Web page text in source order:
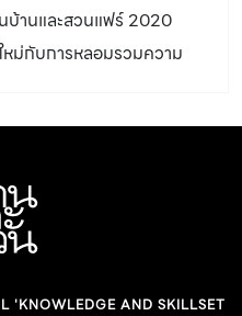
ม้อวบน้ำ ซึ่งสามารถพบเห็น
ย เฟิน มอสส์ […]
านและสวนแฟร์ 2020
ม่กับการหลอมรวมความ
Specialty Coffee
ร้านอาหารใน
งานนี้จึงครบครันด้วยกาแฟ
และเมนูอาหารทานง่าย
'KNOWLEDGE AND SKILLSET